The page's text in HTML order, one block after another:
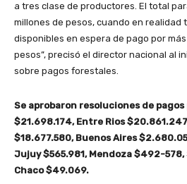
a tres clase de productores. El total
millones de pesos, cuando en realidad
disponibles en espera de pago por
pesos”, precisó el director nacional al
sobre pagos forestales.
Se aprobaron resoluciones de pagos
$21.698.174, Entre Rios
$18.677.580, Buenos Aires
Jujuy $565.981, Mendoza $492-
Chaco $49.069.